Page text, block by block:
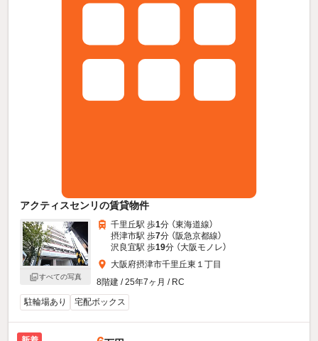
アクティスセンリの賃貸物件
すべての写真
千里丘駅 歩1分 （東海道線）
摂津市駅 歩7分 （阪急京都線）
沢良宜駅 歩19分 （大阪モノレ）
大阪府摂津市千里丘東１丁目
8階建 / 25年7ヶ月 / RC
駐輪場あり
宅配ボックス